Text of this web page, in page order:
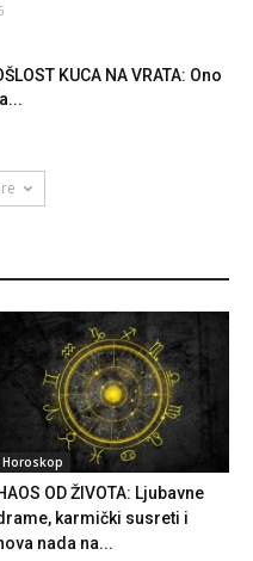
KUCA NA VRATA: Ono
Horoskop
OD ŽIVOTA: Ljubavne
karmički susreti i
nada na...